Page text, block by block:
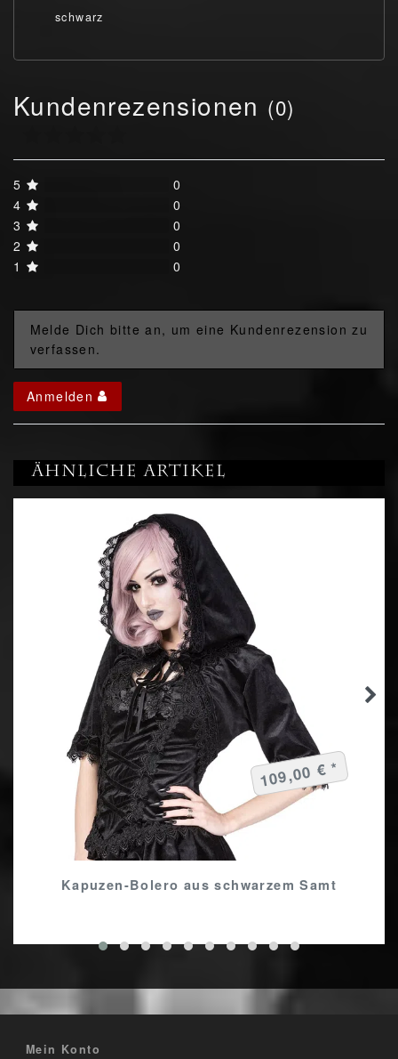
schwarz
Kundenrezensionen (0)
5
0
4
0
3
0
2
0
1
0
Melde Dich bitte an, um eine Kundenrezension zu
verfassen.
Anmelden
Ähnliche Artikel
Kapuzen-Bolero aus schwarzem Samt
109,00 € *
Mein Konto